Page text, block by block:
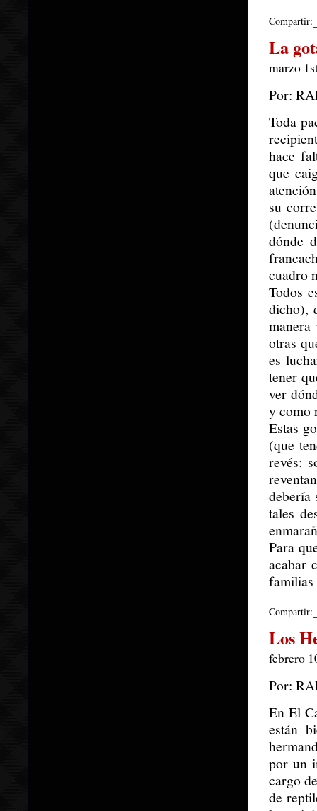
Compartir:
La
marzo
Por:
Toda
hace
que
su
dónde
cuadro
Todos
dicho),
otras
es
tener
ver
y como
Estas
(que
revés:
debería
tales
Para
acabar
familias
Compartir:
Los
febrero
Por:
En El
están
por un
cargo
de